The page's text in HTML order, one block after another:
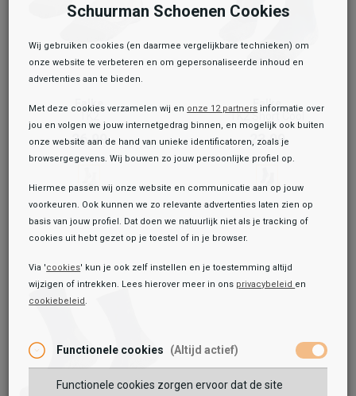
Falke
26,99
Falke
TK2 Short Cool
23,99
Schuurman Schoenen Cookies
Wij gebruiken cookies (en daarmee vergelijkbare technieken) om
onze website te verbeteren en om gepersonaliseerde inhoud en
advertenties aan te bieden.
Met deze cookies verzamelen wij en onze 12 partners informatie over
jou en volgen we jouw internetgedrag binnen, en mogelijk ook buiten
onze website aan de hand van unieke identificatoren, zoals je
browsergegevens. Wij bouwen zo jouw persoonlijke profiel op.
Hiermee passen wij onze website en communicatie aan op jouw
voorkeuren. Ook kunnen we zo relevante advertenties laten zien op
basis van jouw profiel. Dat doen we natuurlijk niet als je tracking of
cookies uit hebt gezet op je toestel of in je browser.
Via 'cookies' kun je ook zelf instellen en je toestemming altijd
wijzigen of intrekken. Lees hierover meer in ons privacybeleid en
cookiebeleid.
Functionele cookies (Altijd actief)
Functionele cookies zorgen ervoor dat de site